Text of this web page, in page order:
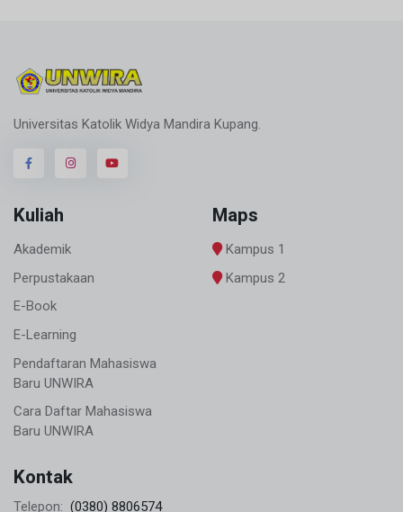
Universitas Katolik Widya Mandira Kupang.
Kuliah
Akademik
Perpustakaan
E-Book
E-Learning
Pendaftaran Mahasiswa
Baru UNWIRA
Cara Daftar Mahasiswa
Baru UNWIRA
Maps
Kampus 1
Kampus 2
Kontak
Telepon: (0380) 8806574